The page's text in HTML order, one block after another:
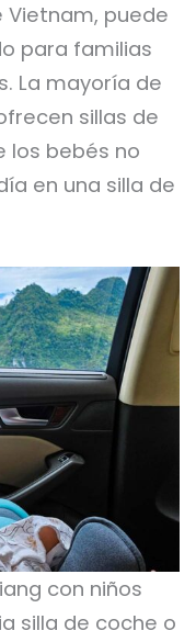
Vietnam, puede
para familias
La mayoría de
sillas de
los bebés no
en una silla de
con niños
silla de coche o